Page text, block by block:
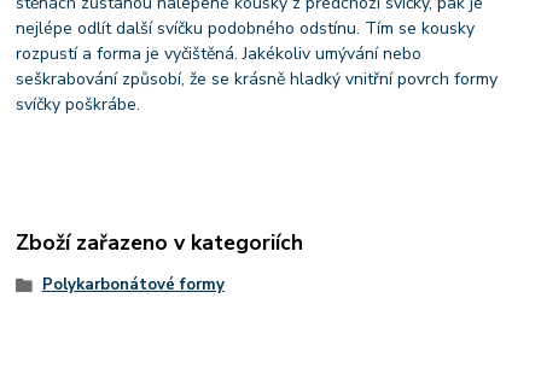
nejlépe odlít další svíčku podobného odstínu. Tím se kousky
rozpustí a forma je vyčištěná. Jakékoliv umývání nebo
seškrabování způsobí, že se krásně hladký vnitřní povrch formy
svíčky poškrábe.
Zboží zařazeno v kategoriích
Polykarbonátové formy